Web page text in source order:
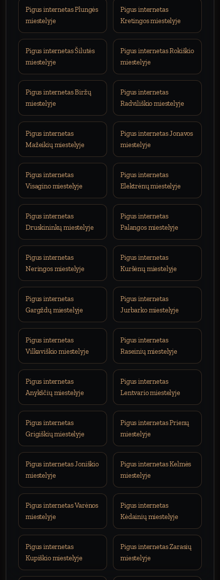
Pigus internetas Plungės
miestelyje
Pigus internetas
Kretingos miestelyje
Pigus internetas Šilutės
miestelyje
Pigus internetas Rokiškio
miestelyje
Pigus internetas Biržų
miestelyje
Pigus internetas
Radviliškio miestelyje
Pigus internetas
Mažeikių miestelyje
Pigus internetas Jonavos
miestelyje
Pigus internetas
Visagino miestelyje
Pigus internetas
Elektrėnų miestelyje
Pigus internetas
Druskininkų miestelyje
Pigus internetas
Palangos miestelyje
Pigus internetas
Neringos miestelyje
Pigus internetas
Kuršėnų miestelyje
Pigus internetas
Gargždų miestelyje
Pigus internetas
Jurbarko miestelyje
Pigus internetas
Vilkaviškio miestelyje
Pigus internetas
Raseinių miestelyje
Pigus internetas
Anykščių miestelyje
Pigus internetas
Lentvario miestelyje
Pigus internetas
Grigiškių miestelyje
Pigus internetas Prienų
miestelyje
Pigus internetas Joniškio
miestelyje
Pigus internetas Kelmės
miestelyje
Pigus internetas Varėnos
miestelyje
Pigus internetas
Kėdainių miestelyje
Pigus internetas
Kupiškio miestelyje
Pigus internetas Zarasių
miestelyje